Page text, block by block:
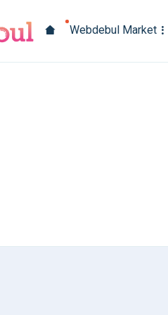
Webdebul Market